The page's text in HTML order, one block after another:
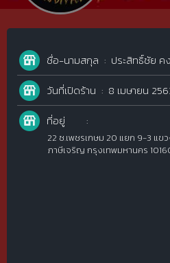
ชื่อ-นามสกุล
ประสิทธิ์ชัย ค
วันที่เปิดร้าน
8 เมษายน
ที่อยู่
22 ซ.เพชรเกษม 20 แยก 9-3 แ
ภาษีเจริญ กรุงเทพมหานคร